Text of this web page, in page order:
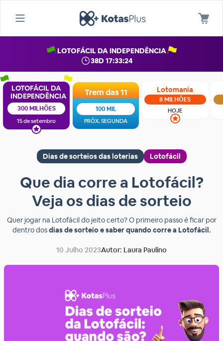
LOTOFÁCIL DA INDEPENDÊNCIA
38D 17:33:24
LOTOFÁCIL DA
INDEPENDÊNCIA
300 MILHÕES
15 de setembro
Trem das 11
100 MIL
PRÓX. SEGUNDA
Lotomania
8 MILHÕES
HOJE
Dias de sorteios das loterias Lotofácil
Que dia corre a Lotofácil?
Veja os dias de sorteio
Quer jogar na Lotofácil do jeito certo? O primeiro passo é ficar por
dentro dosdias de sorteio e saber quando corre a Lotofácil.
10 Julho 2023Autor: Laura Paulino